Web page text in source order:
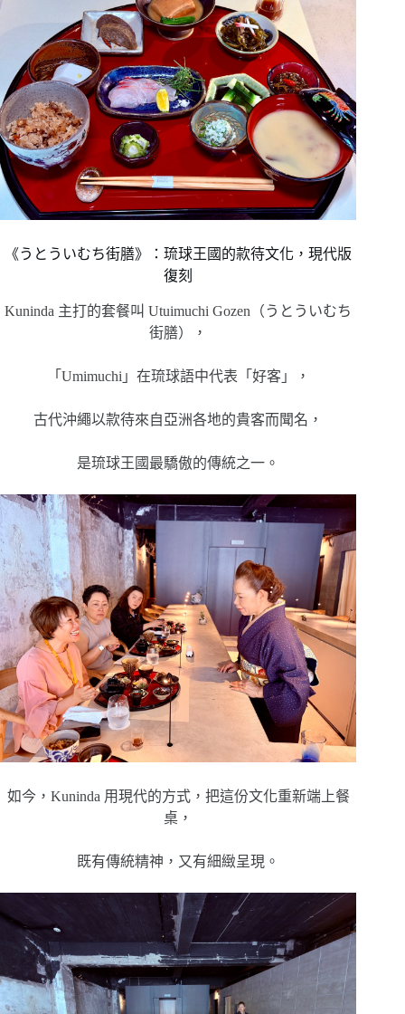
《うとういむち街膳》：琉球王國的款待文化，現代版
復刻
Kuninda 主打的套餐叫 Utuimuchi Gozen（うとういむち
街膳），
「Umimuchi」在琉球語中代表「好客」，
古代沖繩以款待來自亞洲各地的貴客而聞名，
是琉球王國最驕傲的傳統之一。
如今，Kuninda 用現代的方式，把這份文化重新端上餐
桌，
既有傳統精神，又有細緻呈現。